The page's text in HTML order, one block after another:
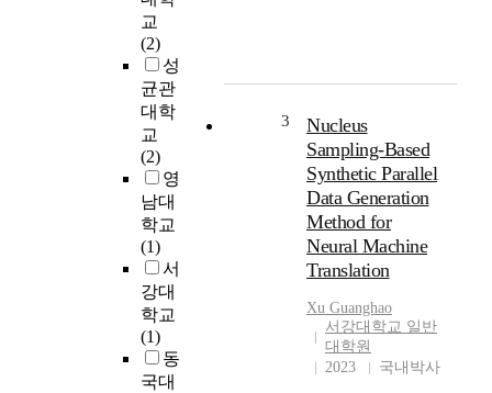
교
(2)
성
균관
대학
교
(2)
영
남대
학교
(1)
서
강대
학교
(1)
동
국대
3
Nucleus
Sampling-Based
Synthetic Parallel
Data Generation
Method for
Neural Machine
Translation
Xu Guanghao
서강대학교 일반
대학원
2023
국내박사